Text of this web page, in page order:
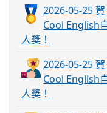
2026-05-25
Cool English
人獎！
2026-05-25
Cool English
人獎！